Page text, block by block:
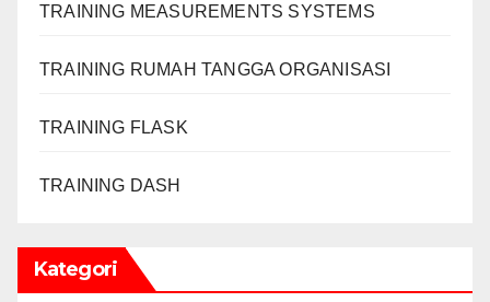
TRAINING MEASUREMENTS SYSTEMS
TRAINING RUMAH TANGGA ORGANISASI
TRAINING FLASK
TRAINING DASH
Kategori